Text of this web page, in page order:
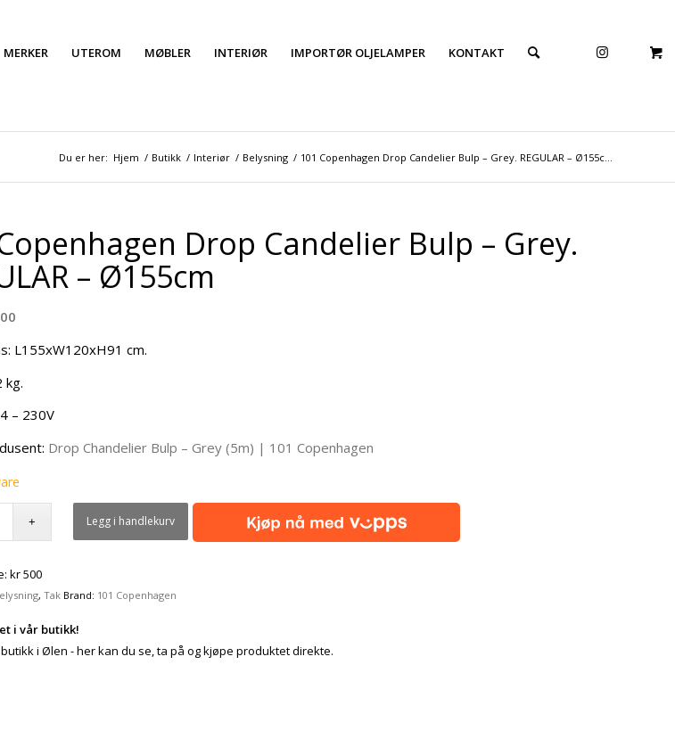
MERKER UTEROM MØBLER INTERIØR IMPORTØR OLJELAMPER KONTAKT
Du er her: Hjem / Butikk / Interiør / Belysning / 101 Copenhagen Drop Candelier Bulp – Grey. REGULAR – Ø155c...
Drop Candelier Bulp – Grey.
– Ø155cm
L155xW120xH91 cm.
kg.
– 230V
Drop Chandelier Bulp – Grey (5m) | 101 Copenhagen
Legg i handlekurv
kr 500
,Tak Brand: 101 Copenhagen
i vår butikk!
i Ølen - her kan du se, ta på og kjøpe produktet direkte.